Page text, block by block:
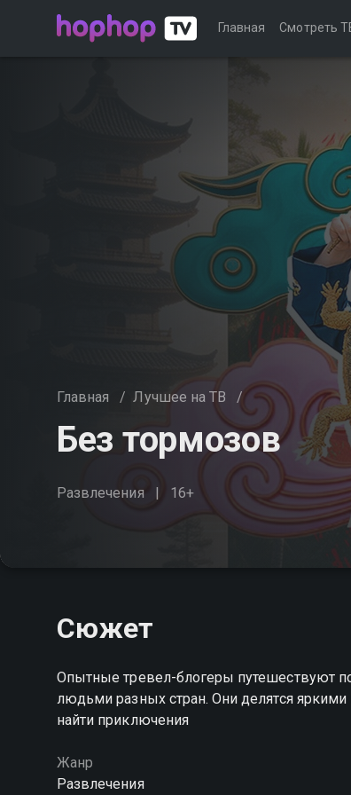
Главная Смотреть
Главная / Лучшее на ТВ /
Без тормозов
Развлечения 16+
Сюжет
Опытные тревел-блогеры путешествуют
людьми разных стран. Они делятся
найти приключения
Жанр
Развлечения